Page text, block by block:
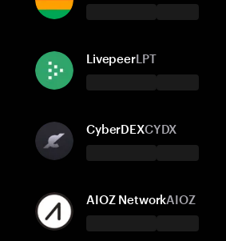
Ethereum BNB Smart Chain
Base
Arbitrum One
發送/接收 購買
Ethereum BNB Smart Chain
Base
LivepeerLPT
發送/接收 購買 兌換
Ethereum Arbitrum One
CyberDEXCYDX
發送/接收 購買
AIOZ NetworkAIOZ